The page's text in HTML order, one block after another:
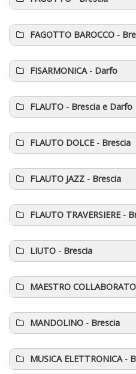
FAGOTTO BAROCCO -
FISARMONICA- Darfo
FLAUTO - Brescia e Darfo
FLAUTO DOLCE- Brescia
FLAUTO JAZZ - Brescia
FLAUTO TRAVERSIERE-
LIUTO - Brescia
MAESTRO
MANDOLINO - Brescia
MUSICA ELETTRONICA-